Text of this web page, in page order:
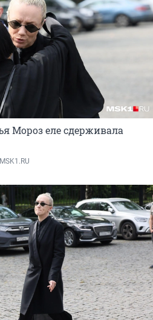
Мороз еле сдерживала